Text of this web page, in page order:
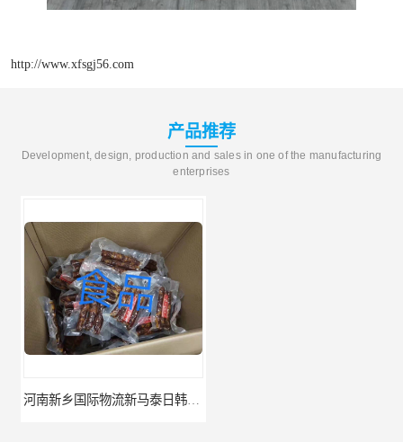
http://www.xfsgj56.com
产品推荐
Development, design, production and sales in one of the manufacturing
enterprises
河南新乡国际物流新马泰日韩菲律宾老挝缅甸印尼柬埔寨双清包税